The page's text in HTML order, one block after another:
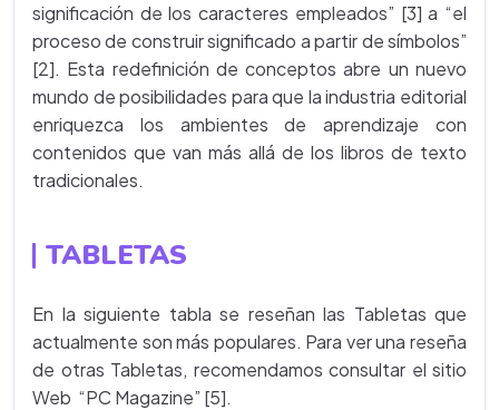
significación de los caracteres empleados” [3] a “el
proceso de construir significado a partir de símbolos”
[2]. Esta redefinición de conceptos abre un nuevo
mundo de posibilidades para que la industria editorial
enriquezca los ambientes de aprendizaje con
contenidos que van más allá de los libros de texto
tradicionales.
TABLETAS
En la siguiente tabla se reseñan las Tabletas que
actualmente son más populares. Para ver una reseña
de otras Tabletas, recomendamos consultar el sitio
Web “PC Magazine” [5].